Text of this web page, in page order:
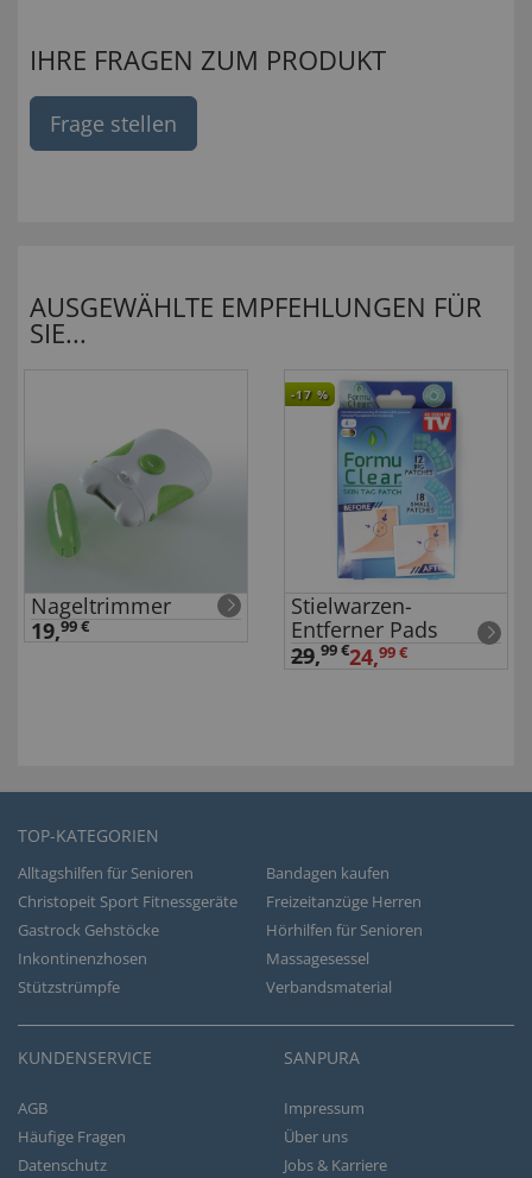
IHRE FRAGEN ZUM PRODUKT
Frage stellen
AUSGEWÄHLTE EMPFEHLUNGEN FÜR
SIE...
Nageltrimmer
19,99 €
-17 %
Stielwarzen-
Entferner Pads
29,99 €24,99 €
TOP-KATEGORIEN
Alltagshilfen für Senioren
Bandagen kaufen
Christopeit Sport Fitnessgeräte
Freizeitanzüge Herren
Gastrock Gehstöcke
Hörhilfen für Senioren
Inkontinenzhosen
Massagesessel
Stützstrümpfe
Verbandsmaterial
KUNDENSERVICE
AGB
Häufige Fragen
Datenschutz
SANPURA
Impressum
Über uns
Jobs & Karriere